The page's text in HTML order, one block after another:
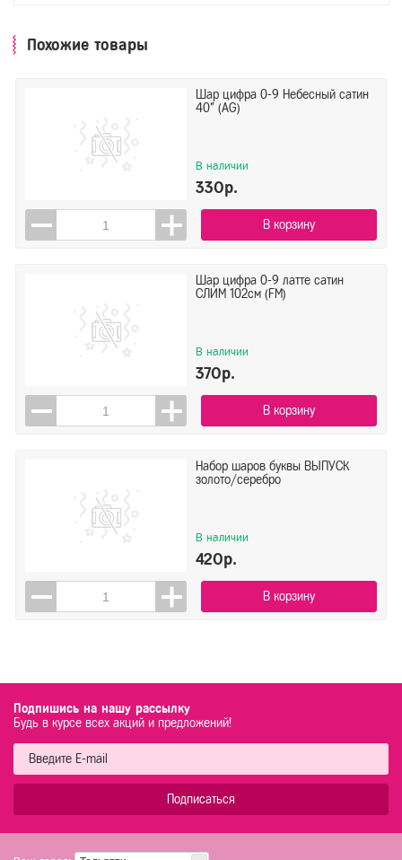
Похожие товары
Шар цифра 0-9 Небесный сатин
40" (AG)
В наличии
330р.
В корзину
Шар цифра 0-9 латте сатин
СЛИМ 102см (FM)
В наличии
370р.
В корзину
Набор шаров буквы ВЫПУСК
золото/серебро
В наличии
420р.
В корзину
Подпишись на нашу рассылку
Будь в курсе всех акций и предложений!
Подписаться